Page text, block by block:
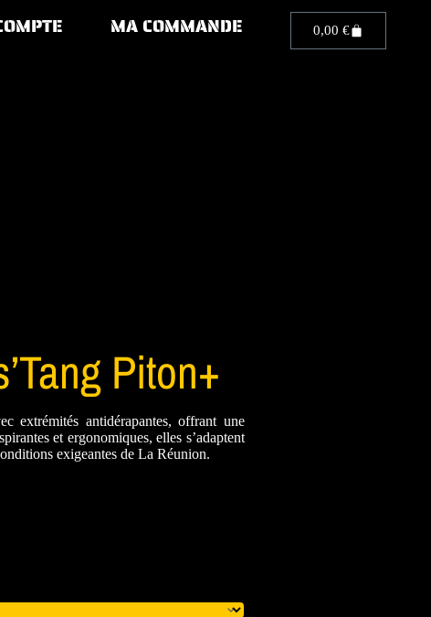
MA COMMANDE
0,00€
Piton+
extrémités antidérapantes, offrant une
et ergonomiques, elles s’adaptent
exigeantes de La Réunion.